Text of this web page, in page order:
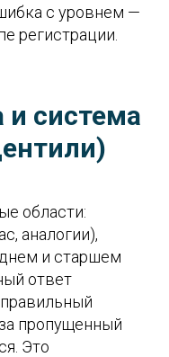
с уровнем —
регистрации.
и система
области:
аналогии),
и старшем
ответ
пропущенный
Это